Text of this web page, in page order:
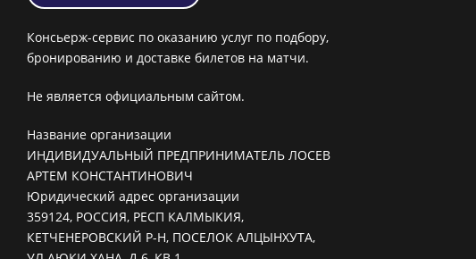
Консьерж-сервис по оказанию услуг по подбору,
бронированию и доставке билетов на матчи.
Не является официальным сайтом.
Название организации
ИНДИВИДУАЛЬНЫЙ ПРЕДПРИНИМАТЕЛЬ ЛОСЕВ
АРТЕМ КОНСТАНТИНОВИЧ
Юридический адрес организации
359124, РОССИЯ, РЕСП КАЛМЫКИЯ,
КЕТЧЕНЕРОВСКИЙ Р-Н, ПОСЕЛОК АЛЦЫНХУТА,